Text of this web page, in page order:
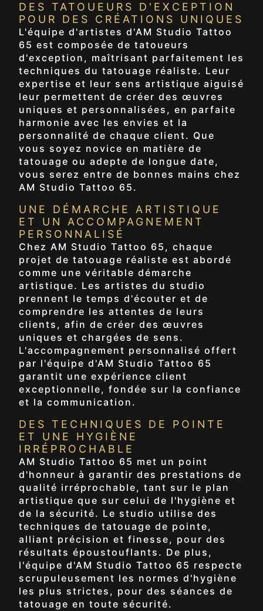
DES TATOUEURS D'EXCEPTION
POUR DES CRÉATIONS UNIQUES
L'équipe d'artistes d'AM Studio Tattoo
65 est composée de tatoueurs
d'exception, maîtrisant parfaitement les
techniques du tatouage réaliste. Leur
expertise et leur sens artistique aiguisé
leur permettent de créer des œuvres
uniques et personnalisées, en parfaite
harmonie avec les envies et la
personnalité de chaque client. Que
vous soyez novice en matière de
tatouage ou adepte de longue date,
vous serez entre de bonnes mains chez
AM Studio Tattoo 65.
UNE DÉMARCHE ARTISTIQUE
ET UN ACCOMPAGNEMENT
PERSONNALISÉ
Chez AM Studio Tattoo 65, chaque
projet de tatouage réaliste est abordé
comme une véritable démarche
artistique. Les artistes du studio
prennent le temps d'écouter et de
comprendre les attentes de leurs
clients, afin de créer des œuvres
uniques et chargées de sens.
L'accompagnement personnalisé offert
par l'équipe d'AM Studio Tattoo 65
garantit une expérience client
exceptionnelle, fondée sur la confiance
et la communication.
DES TECHNIQUES DE POINTE
ET UNE HYGIÈNE
IRRÉPROCHABLE
AM Studio Tattoo 65 met un point
d'honneur à garantir des prestations de
qualité irréprochable, tant sur le plan
artistique que sur celui de l'hygiène et
de la sécurité. Le studio utilise des
techniques de tatouage de pointe,
alliant précision et finesse, pour des
résultats époustouflants. De plus,
l'équipe d'AM Studio Tattoo 65 respecte
scrupuleusement les normes d'hygiène
les plus strictes, pour des séances de
tatouage en toute sécurité.